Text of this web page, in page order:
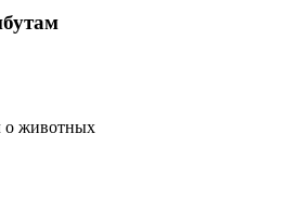
о животных